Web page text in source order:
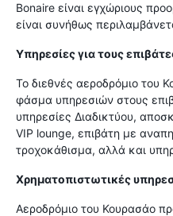
Bonaire είναι εγχώριους
είναι συνήθως
Υπηρεσίες για τους
Το διεθνές αεροδρόμιο του
φάσμα υπηρεσιών στους
υπηρεσίες Διαδικτύου,
VIP lounge, επιβάτη με
τροχοκάθισμα, αλλά και
Χρηματοπιστωτικές
Αεροδρόμιο του Κουρασάο